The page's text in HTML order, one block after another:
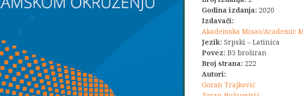
je
bila:
1.980,00
Godina izdanja: 2020
Izdavači:
Akademska Misao/Academic
Jezik: Srpski – Latinica
Povez: B5 broširan
Broj strana: 222
Autori:
Goran Trajković